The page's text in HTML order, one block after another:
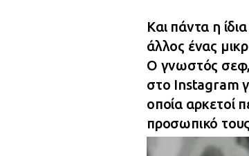
Και πάντα η
άλλος ένας
Ο γνωστός
στο Instagram
οποία αρκετοί
προσωπικό